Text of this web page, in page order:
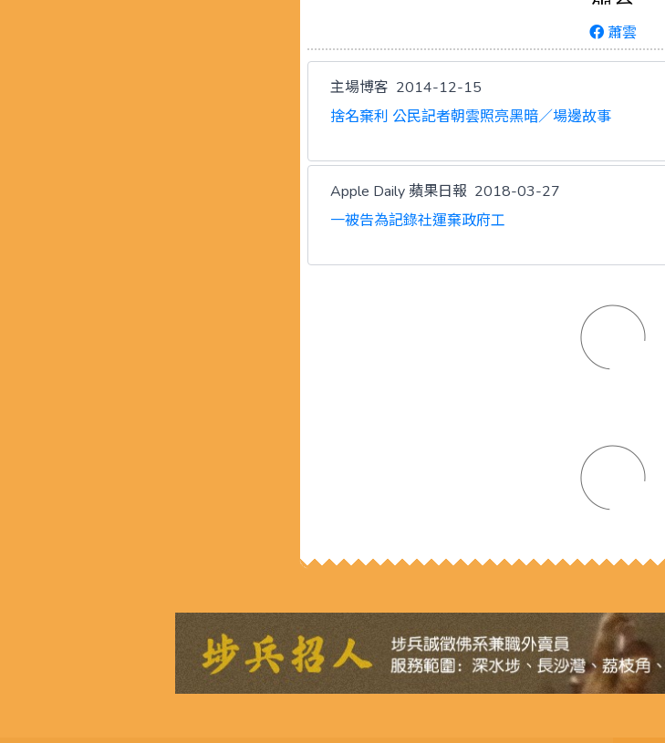
蕭雲
主場博客 2014-12-15
捨名棄利 公民記者朝雲照亮黑暗／場邊故事
Apple Daily 蘋果日報 2018-03-27
一被告為記錄社運棄政府工